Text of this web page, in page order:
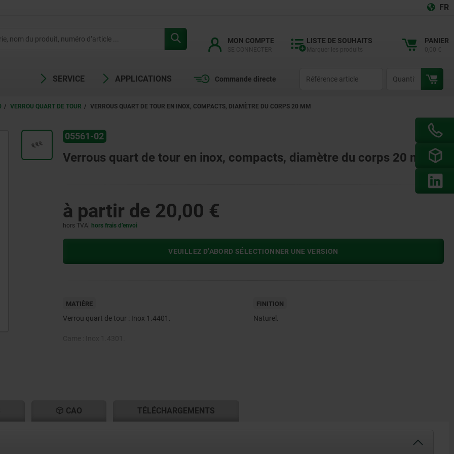
FR
MON COMPTE LISTE DE SOUHAITS PANIER
SERVICE APPLICATIONS Commande directe
VERROU QUART DE TOUR VERROUS QUART DE TOUR EN INOX, COMPACTS, DIAMÈTRE DU CORPS 20 MM
05561-02
Verrous quart de tour en inox, compacts, diamètre du corps 20 mm
à partir de 20,00 €
hors TVA hors frais d’envoi
VEUILLEZ D’ABORD SÉLECTIONNER UNE VERSION
MATIÈRE
Verrou quart de tour : Inox 1.4401.
FINITION
Naturel.
CAO TÉLÉCHARGEMENTS